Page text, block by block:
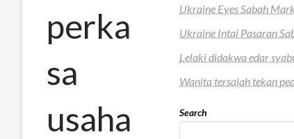
perka
sa
usaha
Ukraine Eyes Sabah
Ukraine Intai Pasaran
Lelaki didakwa edar
Wanita tersalah tekan
Search